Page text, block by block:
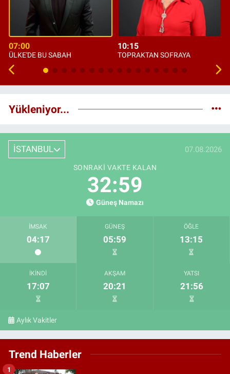
07:00
ÜLKE'DE BU SABAH
10:15
TOPRAKTAN SOFRAYA
Yükleniyor...
İSTANBUL 07.08.2026
SONRAKI VAKTE KALAN
32:58
Güneş Namazı
İMSAK
04:17
GÜNEŞ
05:59
ÖĞLE
13:15
İKINDI
17:07
AKŞAM
20:21
YATSI
21:56
Aylık Vakitler
Trend Haberler
1